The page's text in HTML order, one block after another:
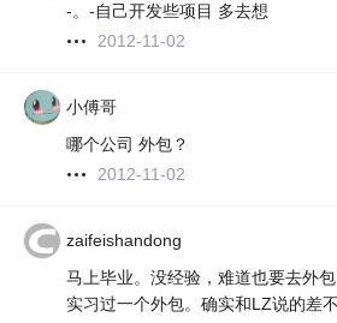
-。-自己开发些项目 多去想
2012-11-02
小傅哥
哪个公司 外包？
2012-11-02
zaifeishandong
马上毕业。没经验，难道也要去外包
实习过一个外包。确实和LZ说的差